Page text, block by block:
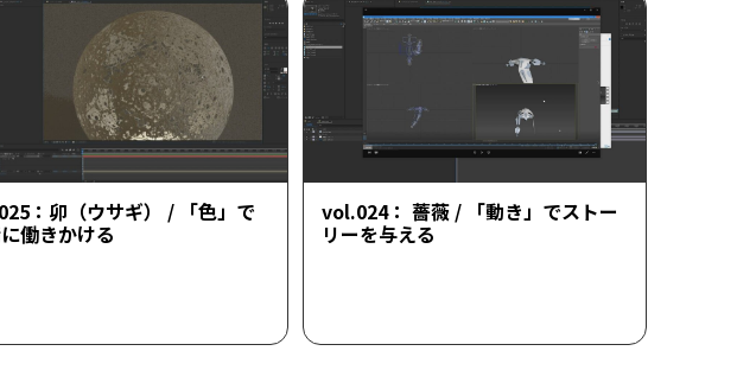
：卯（ウサギ） / 「色」で
働きかける
vol.024： 薔薇 / 「動き」でストー
リーを与える